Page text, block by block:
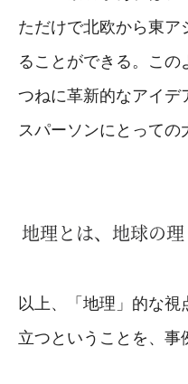
ただけで北欧から東
ることができる。この
つねに革新的なアイデ
スパーソンにとっての
地理とは、地球の
以上、「地理」的な
立つということを、事